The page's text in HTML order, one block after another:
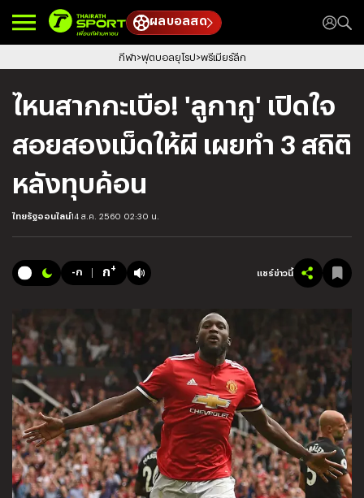
ผลบอลสด
กีฬา ฟุตบอลยุโรป พรีเมียร์ลีก
ไหนสากกะเบือ! 'ลูกากู' เปิดใจ
สอยสองเม็ดให้ผี เผยทำ 3 สถิติ
หลังทุบค้อน
ไทยรัฐออนไลน์14 ส.ค. 2560 02:30 น.
-ก ก+ แชร์ข่าวนี้